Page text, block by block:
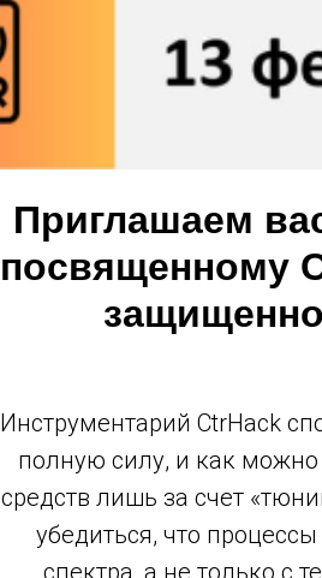
Приглашаем
посвященному
Инструментарий CtrHack
полную силу, и как можно
средств лишь за счет
убедиться, что